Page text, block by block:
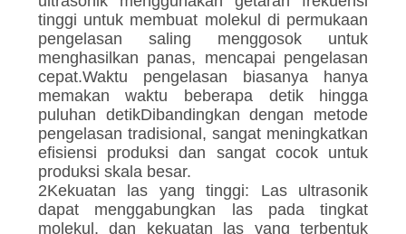
tinggi untuk membuat molekul di permukaan
pengelasan saling menggosok untuk
menghasilkan panas, mencapai pengelasan
cepat.Waktu pengelasan biasanya hanya
memakan waktu beberapa detik hingga
puluhan detikDibandingkan dengan metode
pengelasan tradisional, sangat meningkatkan
efisiensi produksi dan sangat cocok untuk
produksi skala besar.
2Kekuatan las yang tinggi: Las ultrasonik
dapat menggabungkan las pada tingkat
molekul, dan kekuatan las yang terbentuk